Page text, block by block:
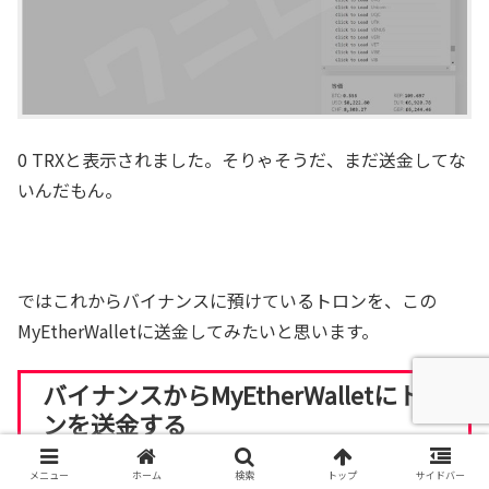
0 TRXと表示されました。そりゃそうだ、まだ送金してな
いんだもん。
ではこれからバイナンスに預けているトロンを、この
MyEtherWalletに送金してみたいと思います。
バイナンスからMyEtherWalletにトロ
ンを送金する
メニュー ホーム 検索 トップ サイドバー